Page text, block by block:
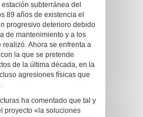
subterránea del
89 años de existencia el
progresivo deterioro debido
de mantenimiento y a los
Ahora se enfrenta a
la que se pretende
de la última década, en la
agresiones físicas que
ha comentado que tal y
proyecto «la soluciones